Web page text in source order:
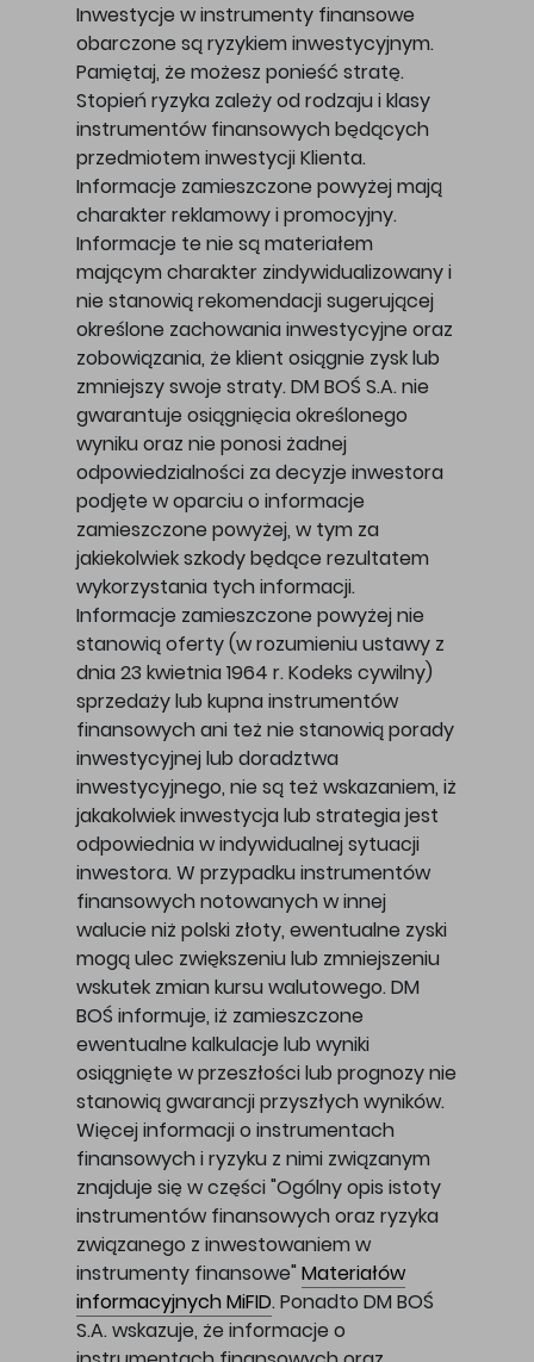
Inwestycje w instrumenty finansowe
obarczone są ryzykiem inwestycyjnym.
Pamiętaj, że możesz ponieść stratę.
Stopień ryzyka zależy od rodzaju i klasy
instrumentów finansowych będących
przedmiotem inwestycji Klienta.
Informacje zamieszczone powyżej mają
charakter reklamowy i promocyjny.
Informacje te nie są materiałem
mającym charakter zindywidualizowany i
nie stanowią rekomendacji sugerującej
określone zachowania inwestycyjne oraz
zobowiązania, że klient osiągnie zysk lub
zmniejszy swoje straty. DM BOŚ S.A. nie
gwarantuje osiągnięcia określonego
wyniku oraz nie ponosi żadnej
odpowiedzialności za decyzje inwestora
podjęte w oparciu o informacje
zamieszczone powyżej, w tym za
jakiekolwiek szkody będące rezultatem
wykorzystania tych informacji.
Informacje zamieszczone powyżej nie
stanowią oferty (w rozumieniu ustawy z
dnia 23 kwietnia 1964 r. Kodeks cywilny)
sprzedaży lub kupna instrumentów
finansowych ani też nie stanowią porady
inwestycyjnej lub doradztwa
inwestycyjnego, nie są też wskazaniem, iż
jakakolwiek inwestycja lub strategia jest
odpowiednia w indywidualnej sytuacji
inwestora. W przypadku instrumentów
finansowych notowanych w innej
walucie niż polski złoty, ewentualne zyski
mogą ulec zwiększeniu lub zmniejszeniu
wskutek zmian kursu walutowego. DM
BOŚ informuje, iż zamieszczone
ewentualne kalkulacje lub wyniki
osiągnięte w przeszłości lub prognozy nie
stanowią gwarancji przyszłych wyników.
Więcej informacji o instrumentach
finansowych i ryzyku z nimi związanym
znajduje się w części "Ogólny opis istoty
instrumentów finansowych oraz ryzyka
związanego z inwestowaniem w
instrumenty finansowe" Materiałów
informacyjnych MiFID. Ponadto DM BOŚ
S.A. wskazuje, że informacje o